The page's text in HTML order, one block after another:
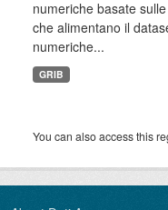
numeriche basate
che alimentano il
numeriche...
GRIB
You can also access this